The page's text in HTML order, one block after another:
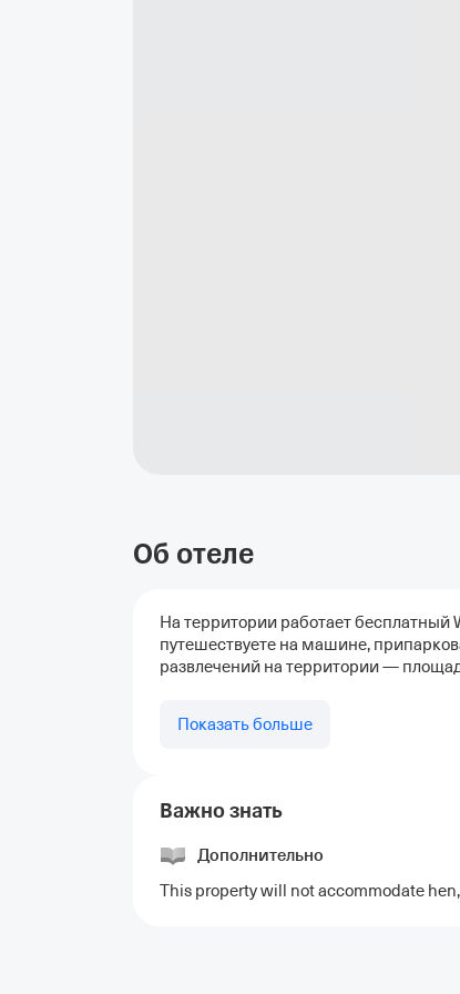
Об отеле
На территории работает
путешествуете на машине,
развлечений на территории —
Показать больше
Важно знать
Дополнительно
This property will not accommodate